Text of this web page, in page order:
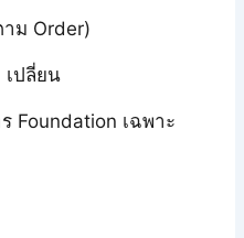
ม Order)
ปลี่ยน
Foundation เฉพาะ